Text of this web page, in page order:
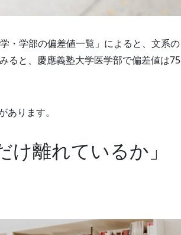
・学部の偏差値一覧」によると、文系の
ると、慶應義塾大学医学部で偏差値は75
ります。
離れているか」